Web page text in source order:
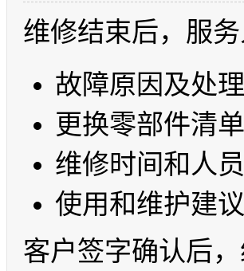
维修结束后，服
故障原因及处
更换零部件清单
维修时间和人
使用和维护建议
客户签字确认后